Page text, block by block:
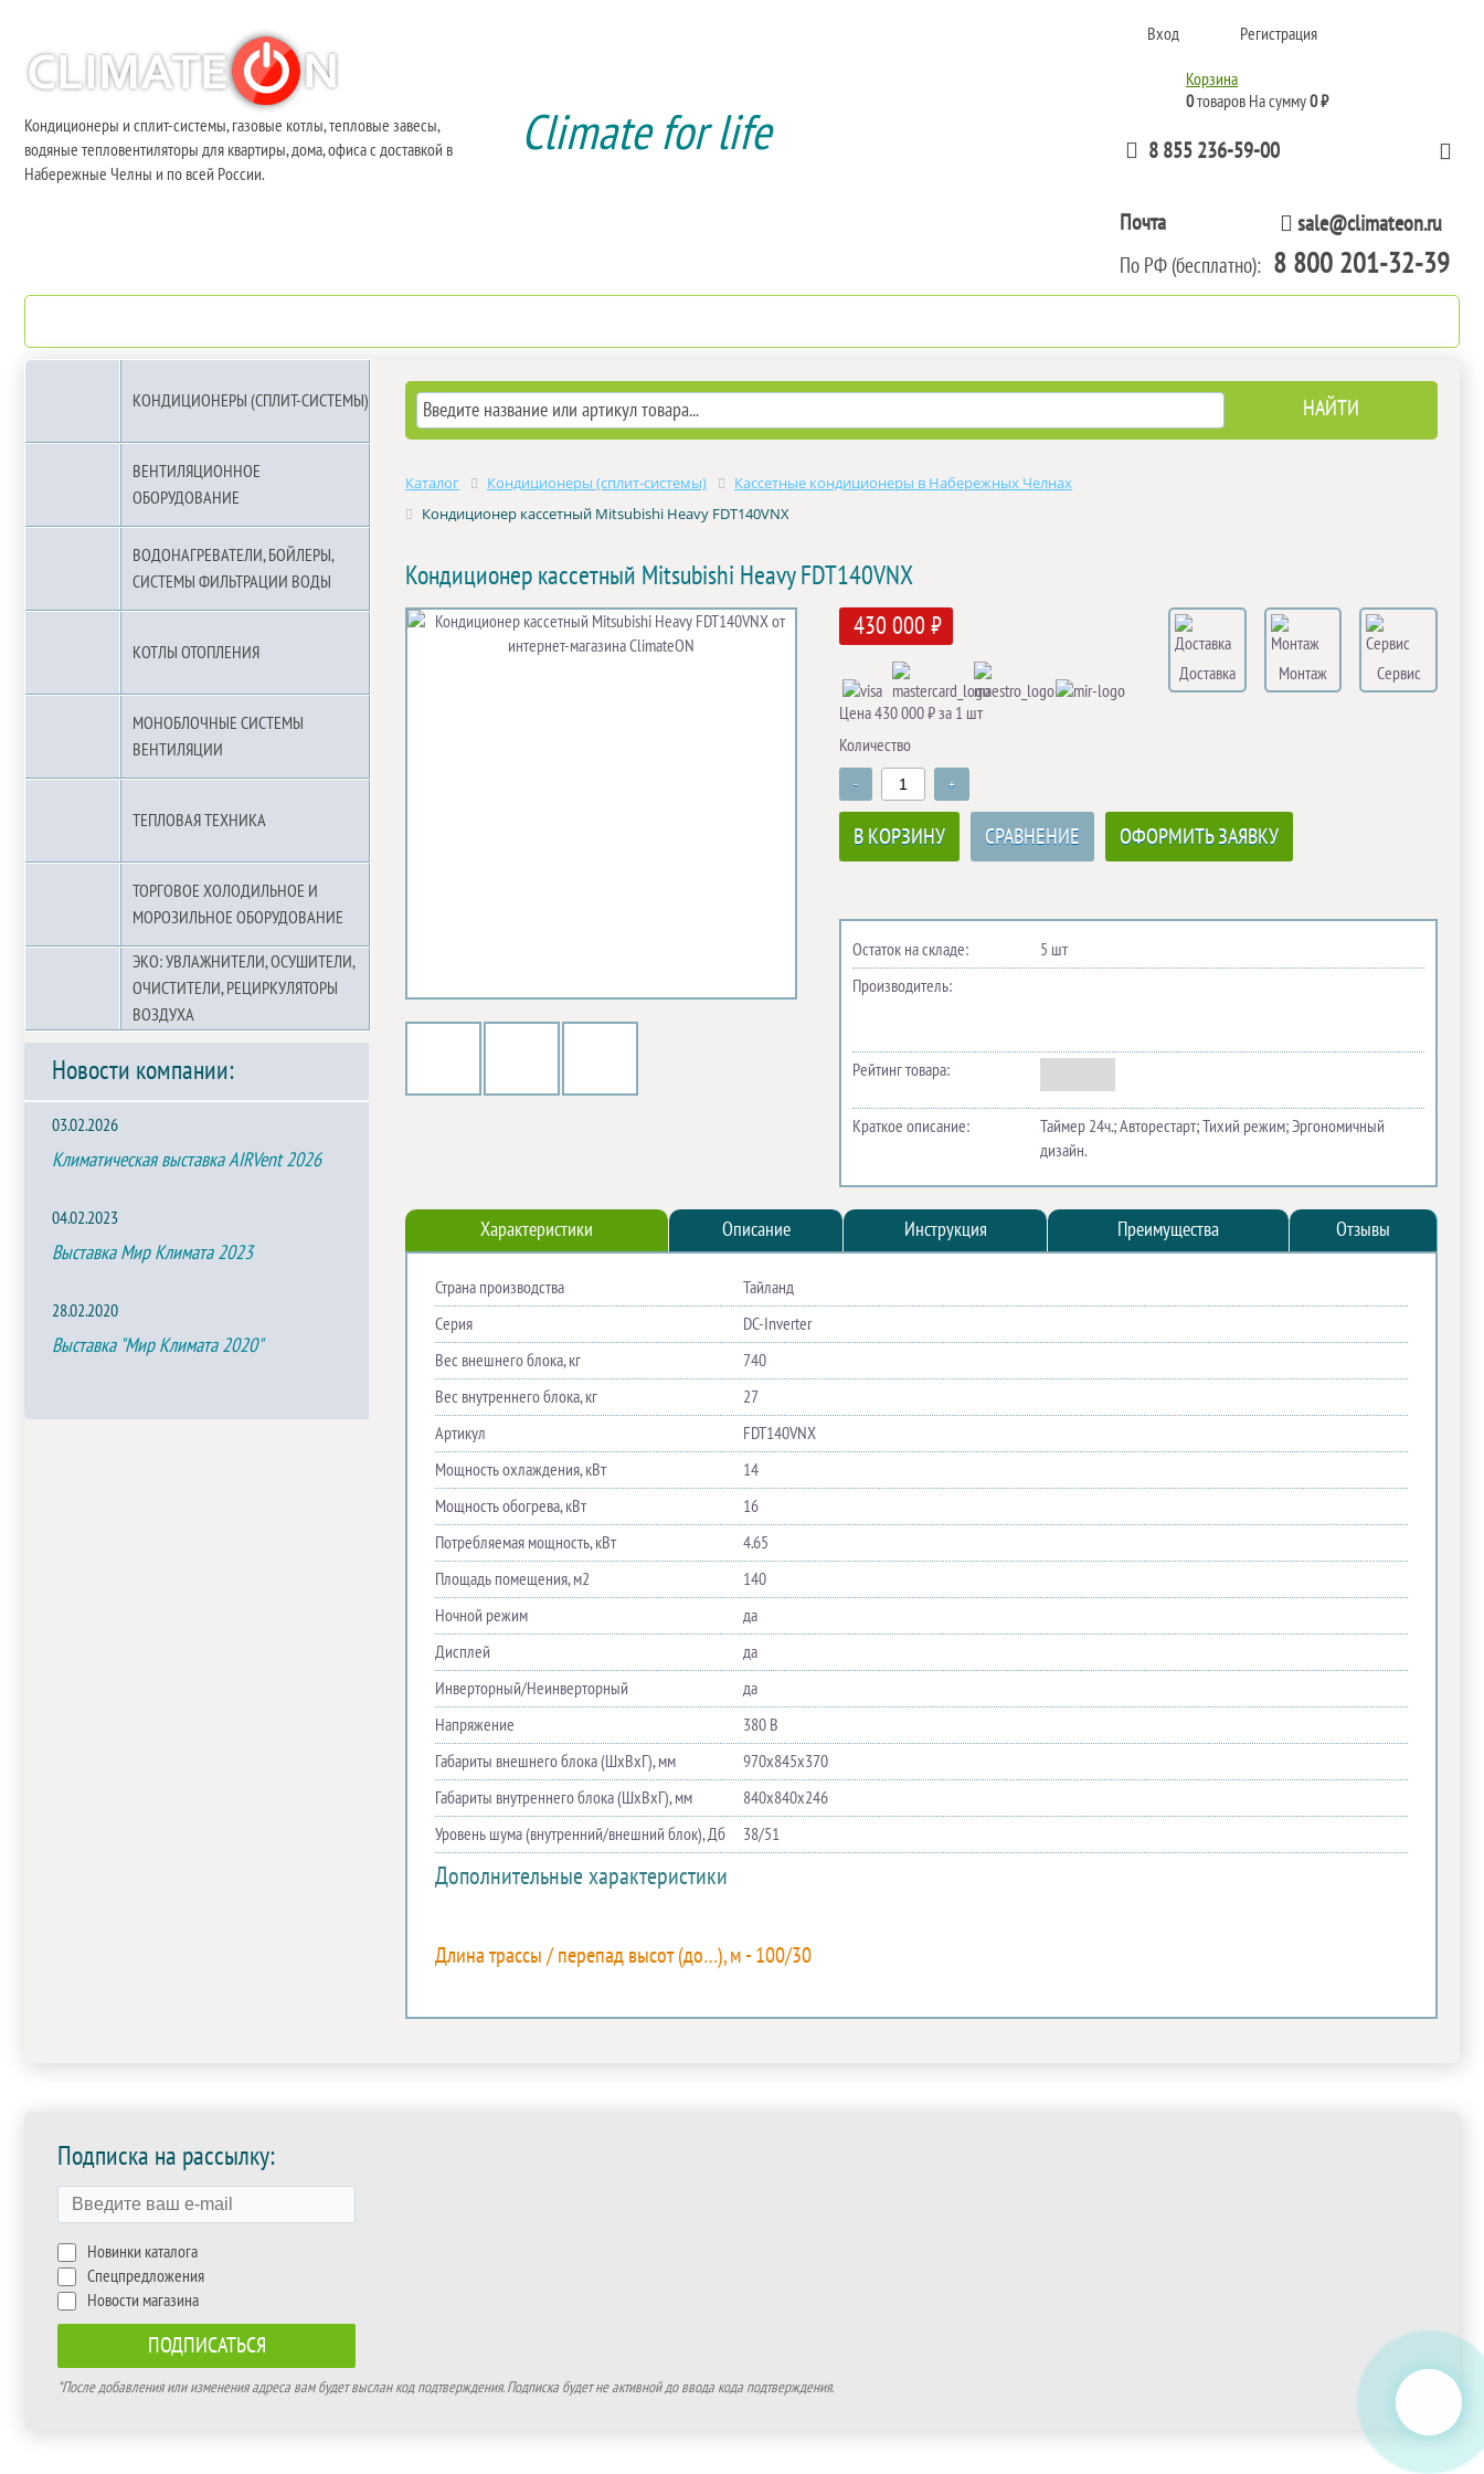
Кондиционеры и сплит-системы, газовые котлы, тепловые завесы,
водяные тепловентиляторы для квартиры, дома, офиса с доставкой в
Набережные Челны и по всей России.
Climate for life
Вход Регистрация
Корзина
0товаров На сумму0 ₽
8 855 236-59-00
Почта sale@climateon.ru
По РФ (бесплатно): 8 800 201-32-39
КОНДИЦИОНЕРЫ (СПЛИТ-СИСТЕМЫ)
ВЕНТИЛЯЦИОННОЕ
ОБОРУДОВАНИЕ
ВОДОНАГРЕВАТЕЛИ, БОЙЛЕРЫ,
СИСТЕМЫ ФИЛЬТРАЦИИ ВОДЫ
КОТЛЫ ОТОПЛЕНИЯ
МОНОБЛОЧНЫЕ СИСТЕМЫ
ВЕНТИЛЯЦИИ
ТЕПЛОВАЯ ТЕХНИКА
ТОРГОВОЕ ХОЛОДИЛЬНОЕ И
МОРОЗИЛЬНОЕ ОБОРУДОВАНИЕ
ЭКО: УВЛАЖНИТЕЛИ, ОСУШИТЕЛИ,
ОЧИСТИТЕЛИ, РЕЦИРКУЛЯТОРЫ
ВОЗДУХА
Новости компании:
03.02.2026
Климатическая выставка AIRVent 2026
04.02.2023
Выставка Мир Климата 2023
28.02.2020
Выставка "Мир Климата 2020"
Каталог Кондиционеры (сплит-системы)
Кассетные кондиционеры в Набережных Челнах
Кондиционер кассетный Mitsubishi Heavy FDT140VNX
Кондиционер кассетный Mitsubishi Heavy FDT140VNX
430 000 ₽
Доставка Монтаж
Сервис
Цена 430 000 ₽ за 1 шт
Количество
- +
В КОРЗИНУ СРАВНЕНИЕ ОФОРМИТЬ ЗАЯВКУ
Остаток на складе:
5 шт
Производитель:
Рейтинг товара:
Краткое описание:
Таймер 24ч.; Авторестарт; Тихий режим; Эргономичный
дизайн.
Характеристики Описание Инструкция Преимущества Отзывы
Страна производства
Тайланд
Серия
DC-Inverter
Вес внешнего блока, кг
740
Вес внутреннего блока, кг
27
Артикул
FDT140VNX
Мощность охлаждения, кВт
14
Мощность обогрева, кВт
16
Потребляемая мощность, кВт
4.65
Площадь помещения, м2
140
Ночной режим
да
Дисплей
да
Инверторный/Неинверторный
да
Напряжение
380 В
Габариты внешнего блока (ШхВхГ), мм
970х845х370
Габариты внутреннего блока (ШхВхГ), мм
840х840х246
Уровень шума (внутренний/внешний блок), Дб
38/51
Дополнительные характеристики
Длина трассы / перепад высот (до…), м - 100/30
Подписка на рассылку:
Новинки каталога
Спецпредложения
Новости магазина
*После добавления или изменения адреса вам будет выслан код подтверждения. Подписка будет не активной до ввода кода подтверждения.